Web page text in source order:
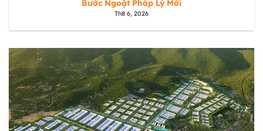
Bước Ngoặt Pháp Lý Mới
Th8 6, 2026